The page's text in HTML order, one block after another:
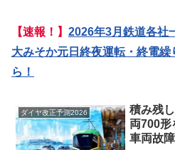
【速報！】 2026年3月鉄道各社
大みそか元日終夜運転・終電
ら！
ダイヤ改正予測2026
積み残
両700形
車両故